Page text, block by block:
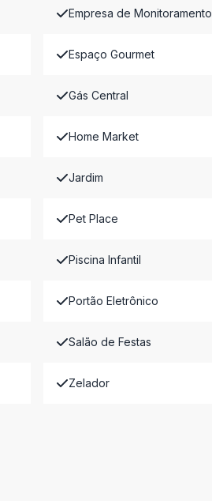
Empresa de Monitoramento
Espaço Gourmet
Gás Central
Home Market
Jardim
Pet Place
Piscina Infantil
Portão Eletrônico
Salão de Festas
Zelador